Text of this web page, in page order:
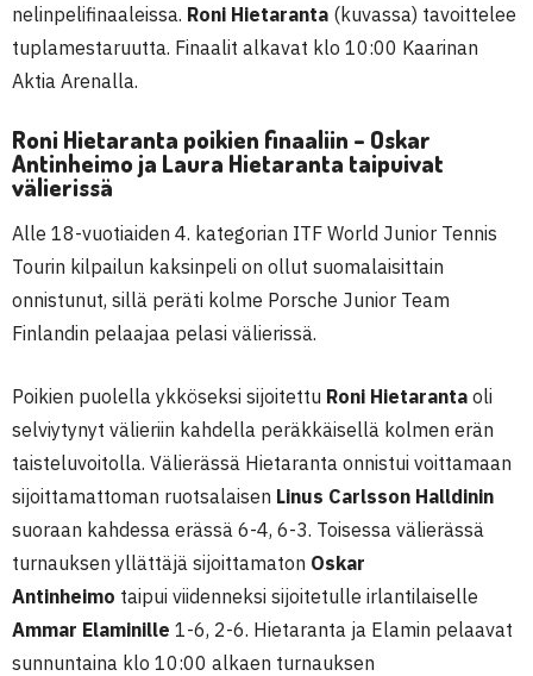
nelinpelifinaaleissa. Roni Hietaranta (kuvassa) tavoittelee
tuplamestaruutta. Finaalit alkavat klo 10:00 Kaarinan
Aktia Arenalla.
Roni Hietaranta poikien finaaliin – Oskar
Antinheimo ja Laura Hietaranta taipuivat
välierissä
Alle 18-vuotiaiden 4. kategorian ITF World Junior Tennis
Tourin kilpailun kaksinpeli on ollut suomalaisittain
onnistunut, sillä peräti kolme Porsche Junior Team
Finlandin pelaajaa pelasi välierissä.
Poikien puolella ykköseksi sijoitettu Roni Hietaranta oli
selviytynyt välieriin kahdella peräkkäisellä kolmen erän
taisteluvoitolla. Välierässä Hietaranta onnistui voittamaan
sijoittamattoman ruotsalaisen Linus Carlsson Halldinin
suoraan kahdessa erässä 6-4, 6-3. Toisessa välierässä
turnauksen yllättäjä sijoittamaton Oskar
Antinheimo taipui viidenneksi sijoitetulle irlantilaiselle
Ammar Elaminille 1-6, 2-6. Hietaranta ja Elamin pelaavat
sunnuntaina klo 10:00 alkaen turnauksen